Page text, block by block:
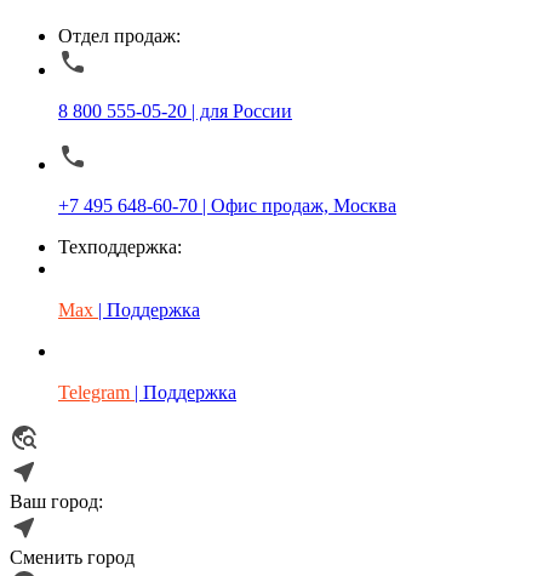
Отдел продаж:
8 800 555-05-20 | для России
+7 495 648-60-70 | Офис продаж, Москва
Техподдержка:
Max | Поддержка
Telegram | Поддержка
Ваш город:
Сменить город